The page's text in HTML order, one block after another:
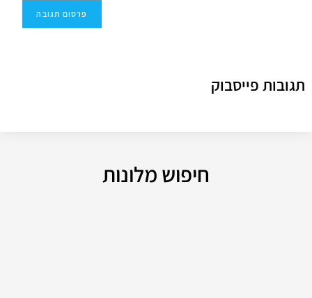
תגובות פייסבוק
חיפוש מלונות